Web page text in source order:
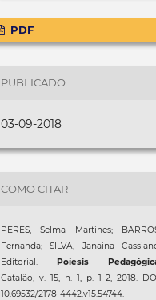
PDF
PUBLICADO
03-09-2018
COMO CITAR
PERES, Selma Martines;
Fernanda; SILVA, Janaina
Editorial. Poíesis
Catalão, v. 15, n. 1, p. 1–2, 2018.
10.69532/2178-4442.v15.54744.